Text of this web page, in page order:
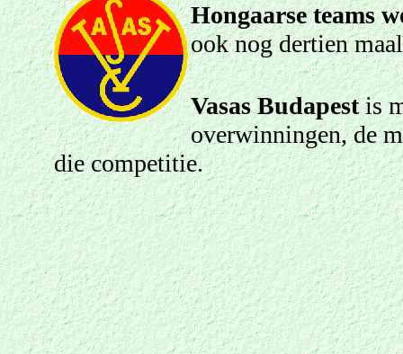
Hongaarse teams
ook nog dertien
Vasas Budapestis
overwinningen, de
die competitie.